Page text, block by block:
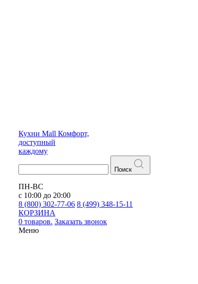
Кухни Mall Комфорт,
доступный
каждому
Поиск
ПН-ВС
с 10:00 до 20:00
8 (800) 302-77-06 8 (499) 348-15-11
КОРЗИНА
0 товаров. Заказать звонок
Меню